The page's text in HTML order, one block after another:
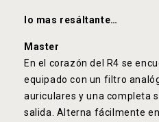
lo mas resáltante…
Master
En el corazón del R4 se
equipado con un filtro
auriculares y una completa
salida. Alterna fácilmente